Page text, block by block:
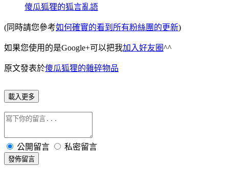
傻瓜狐狸的狐言亂語
(同時請您參考如何確實的看到所有粉絲團的更新)
如果您使用的是Google+可以把我加入好友圈^^
原文發表於傻瓜狐狸的雜碎物品
載入更多
公開留言 私密留言
發佈留言